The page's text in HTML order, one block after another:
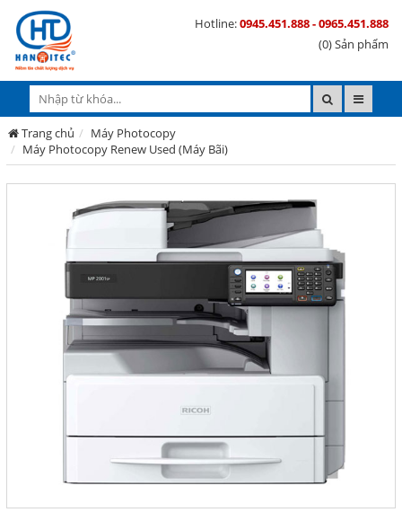
Hotline:0945.451.888 - 0965.451.888
(0) Sản phẩm
Trang chủ
Máy Photocopy
Máy Photocopy Renew Used (Máy Bãi)